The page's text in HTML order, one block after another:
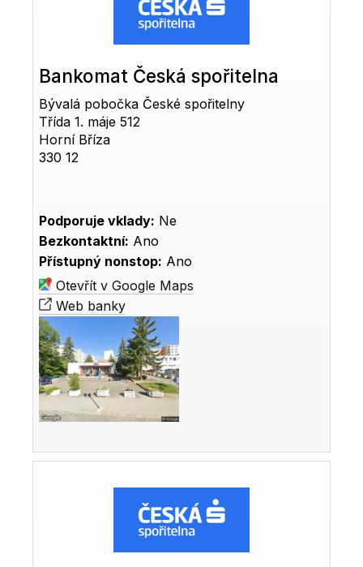
Bankomat Česká spořitelna
Bývalá pobočka České spořitelny
Třída 1. máje 512
Horní Bříza
330 12
Podporuje vklady: Ne
Bezkontaktní: Ano
Přístupný nonstop: Ano
Otevřít v Google Maps
Web banky